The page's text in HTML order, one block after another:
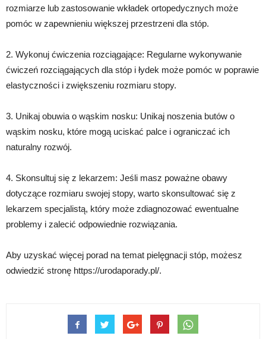
rozmiarze lub zastosowanie wkładek ortopedycznych może
pomóc w zapewnieniu większej przestrzeni dla stóp.
2. Wykonuj ćwiczenia rozciągające: Regularne wykonywanie
ćwiczeń rozciągających dla stóp i łydek może pomóc w poprawie
elastyczności i zwiększeniu rozmiaru stopy.
3. Unikaj obuwia o wąskim nosku: Unikaj noszenia butów o
wąskim nosku, które mogą uciskać palce i ograniczać ich
naturalny rozwój.
4. Skonsultuj się z lekarzem: Jeśli masz poważne obawy
dotyczące rozmiaru swojej stopy, warto skonsultować się z
lekarzem specjalistą, który może zdiagnozować ewentualne
problemy i zalecić odpowiednie rozwiązania.
Aby uzyskać więcej porad na temat pielęgnacji stóp, możesz
odwiedzić stronę https://urodaporady.pl/.